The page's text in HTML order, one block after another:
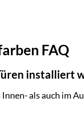
FAQ
installiert
als auch im